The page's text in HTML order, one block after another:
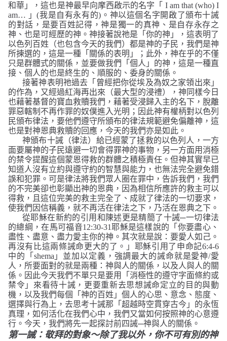
和華」
，這也是神最早向摩西啟示的名字「 I am that (who) I
am… 」(我是自有永有的) 。神以這個名字開啟了頒布十誡
的對話，是要百姓記得，神是獨一的真神、是自存永存之
神、也是可經歷的神。 神接著說祂是 「你的神」
，這表明了
以色列百姓（也包含今天的我們）都是神的子民，我們是神
所揀選的，這是一種「關係的表明」；此外，神在乎的不僅
只是群體式的關係，並要做我們「個人」的神，這是一種直
接、個人的也是終生的、順服的、委身的關係。
接著神表明祂過去 「曾經把你從埃及為奴之家領出來」
的作為，又經過紅海再出來（最大型的浸禮），神同樣今日
也藉著基督的寶血救贖我們，藉著受浸歸入主的名下，脫離
罪惡轄制不再作罪的奴僕進入光明；因此神有權柄對以色列
民頒布律法，要他們遵守所頒布的律法規範避免偏離神，這
也是對神恩典救贖的回應，今天的我們亦是如此。
神頒布十誡（律法）給已經蒙了拯救的以色列人，一方
面要屬神的子民遠避一切會得罪神的事物，另一方面用消極
的禁令提醒這個蒙恩得救的群體之積極責任。但神其實早已
知道人沒有立約與遵守約的智慧與能力，也無法完全避免錯
誤和犯罪。可是律法將我們眾人圈在罪中，告訴我們，我們
的不完美卻也彰顯出神的恩典，因為相信所應許的救主可以
得救，且這位完美的救主完全了、成就了律法的一切要求，
使我們因信稱義，就不再活在律法之下，乃活在恩典之下。
從耶穌在新約的引用和陳述更是精簡了十誡─一切律法
的總綱，在馬可福音12:30-31耶穌是這樣說的 「你要盡心、
盡性、盡意、盡力愛主你的神。其次就是說：要愛人如己。
再沒有比這兩條誡命更大的了。」 耶穌引用了申命記6:4-6
中的「 shema 」並加以定義，強調最大的誡命就是愛神/愛
人，所要面對的就是兩種：神與人的關係，以及人與人的關
係。因此今天我們不單只是要用「消極性的遵守字面條約或
禁令」來看待十誡，更要重新去思想誡命定立的目的與動
機，以及我們每個「神的百姓」個人的心思、意念、態度、
選擇與行為上，去思考十誡那「超越時空貫穿古今」的永恆
真理，如何活化在我們心中，我們又當如何按照神的心意遵
行。今天，我們將先一起探討前四誡─神與人的關係。
第一誡：敬拜的對象～除了我以外，你不可有別的神